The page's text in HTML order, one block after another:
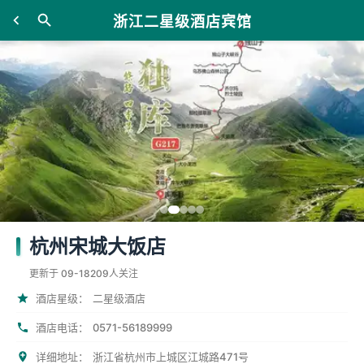
浙江二星级酒店宾馆
杭州宋城大饭店
更新于 09-18209人关注
酒店星级： 二星级酒店
酒店电话： 0571-56189999
详细地址： 浙江省杭州市上城区江城路471号